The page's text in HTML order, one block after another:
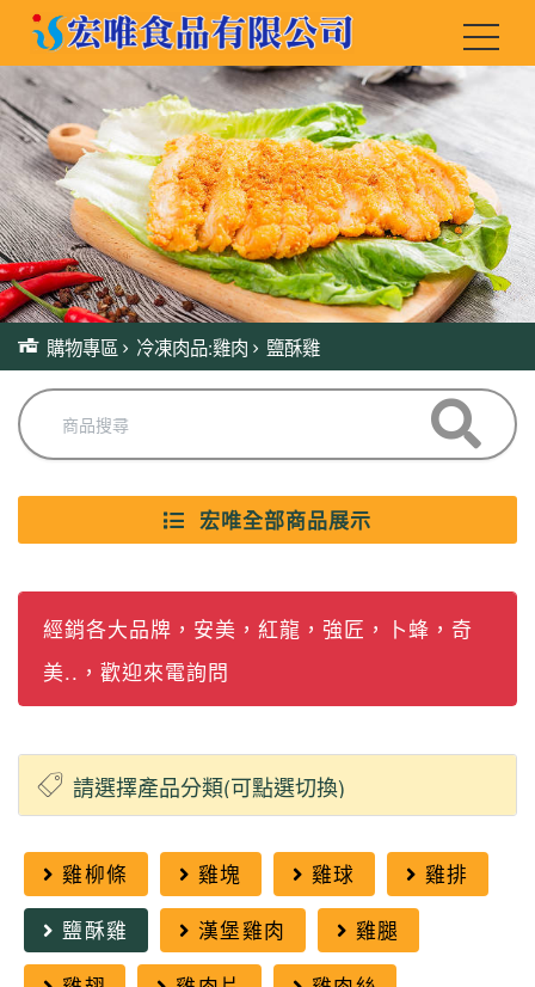
購物專區 冷凍肉品:雞肉 鹽酥雞
宏唯全部商品展示
經銷各大品牌，安美，紅龍，強匠，卜蜂，奇
美..，歡迎來電詢問
雞柳條 雞塊 雞球
雞排
鹽酥雞
漢堡雞肉
雞腿